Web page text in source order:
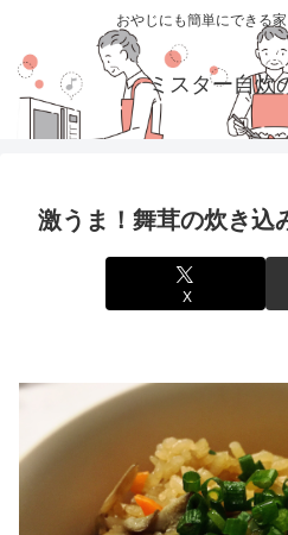
おやじにも簡単にできる
ミスター自炊
激うま！舞茸の炊き
X